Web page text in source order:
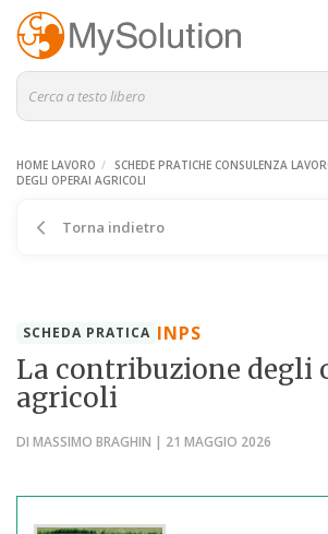
HOME LAVORO SCHEDE PRATICHE CONSULENZA
DEGLI OPERAI AGRICOLI
Torna indietro
SCHEDA PRATICA INPS
La contribuzione degli
agricoli
DI MASSIMO BRAGHIN | 21 MAGGIO 2026